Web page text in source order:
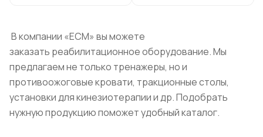
В компании «ЕСМ» вы можете
заказать реабилитационное оборудование. Мы
предлагаем не только тренажеры, но и
противоожоговые кровати, тракционные столы,
установки для кинезиотерапии и др. Подобрать
нужную продукцию поможет удобный каталог.